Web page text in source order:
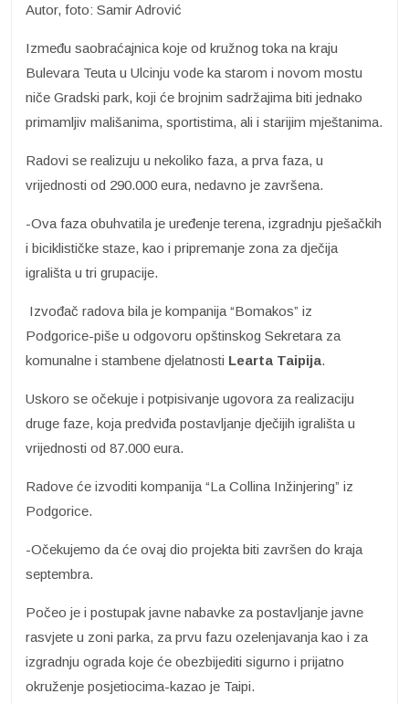
Autor, foto: Samir Adrović
Između saobraćajnica koje od kružnog toka na kraju
Bulevara Teuta u Ulcinju vode ka starom i novom mostu
niče Gradski park, koji će brojnim sadržajima biti jednako
primamljiv mališanima, sportistima, ali i starijim mještanima.
Radovi se realizuju u nekoliko faza, a prva faza, u
vrijednosti od 290.000 eura, nedavno je završena.
-Ova faza obuhvatila je uređenje terena, izgradnju pješačkih
i biciklističke staze, kao i pripremanje zona za dječija
igrališta u tri grupacije.
Izvođač radova bila je kompanija “Bomakos” iz
Podgorice-piše u odgovoru opštinskog Sekretara za
komunalne i stambene djelatnosti Learta Taipija.
Uskoro se očekuje i potpisivanje ugovora za realizaciju
druge faze, koja predviđa postavljanje dječijih igrališta u
vrijednosti od 87.000 eura.
Radove će izvoditi kompanija “La Collina Inžinjering” iz
Podgorice.
-Očekujemo da će ovaj dio projekta biti završen do kraja
septembra.
Počeo je i postupak javne nabavke za postavljanje javne
rasvjete u zoni parka, za prvu fazu ozelenjavanja kao i za
izgradnju ograda koje će obezbijediti sigurno i prijatno
okruženje posjetiocima-kazao je Taipi.